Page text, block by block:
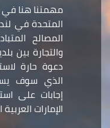
مهمتنا هنا في
المتحدة في
المصالح
والتجارة بين
دعوة حارة
الذي سوف
إجابات على
الإمارات